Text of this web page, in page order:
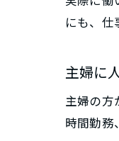
にも、仕
主婦に
主婦の方
時間勤務